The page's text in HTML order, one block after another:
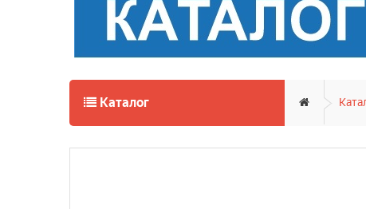
Каталог